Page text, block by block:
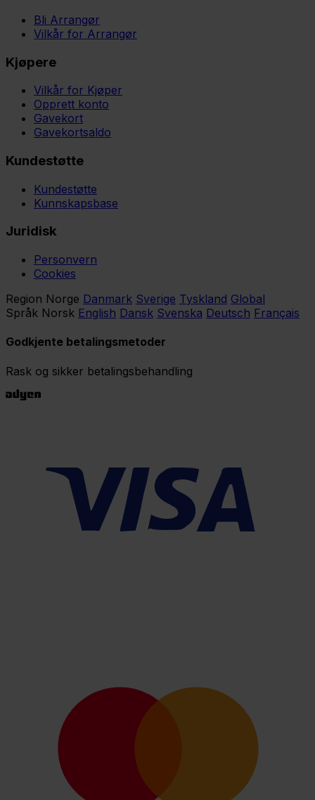
Bli Arrangør
Vilkår for Arrangør
Kjøpere
Vilkår for Kjøper
Opprett konto
Gavekort
Gavekortsaldo
Kundestøtte
Kundestøtte
Kunnskapsbase
Juridisk
Personvern
Cookies
Region Norge Danmark Sverige Tyskland Global
Språk Norsk English Dansk Svenska Deutsch Français
Godkjente betalingsmetoder
Rask og sikker betalingsbehandling